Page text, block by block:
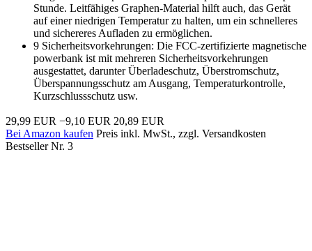
Stunde. Leitfähiges Graphen-Material hilft auch, das Gerät
auf einer niedrigen Temperatur zu halten, um ein schnelleres
und sichereres Aufladen zu ermöglichen.
9 Sicherheitsvorkehrungen: Die FCC-zertifizierte magnetische
powerbank ist mit mehreren Sicherheitsvorkehrungen
ausgestattet, darunter Überladeschutz, Überstromschutz,
Überspannungsschutz am Ausgang, Temperaturkontrolle,
Kurzschlussschutz usw.
29,99 EUR −9,10 EUR 20,89 EUR
Bei Amazon kaufen Preis inkl. MwSt., zzgl. Versandkosten
Bestseller Nr. 3